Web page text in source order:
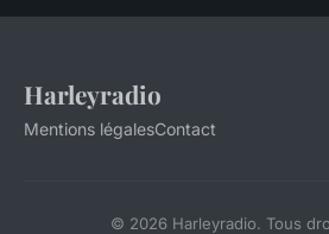
Harleyradio
Mentions légalesContact
© 2026 Harleyradio. Tous